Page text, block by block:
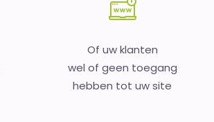
Of uw klanten
wel of geen toegang
hebben tot uw site